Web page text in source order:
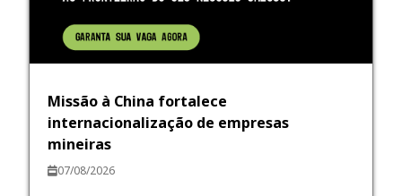
Missão à China fortalece
internacionalização de empresas
mineiras
07/08/2026